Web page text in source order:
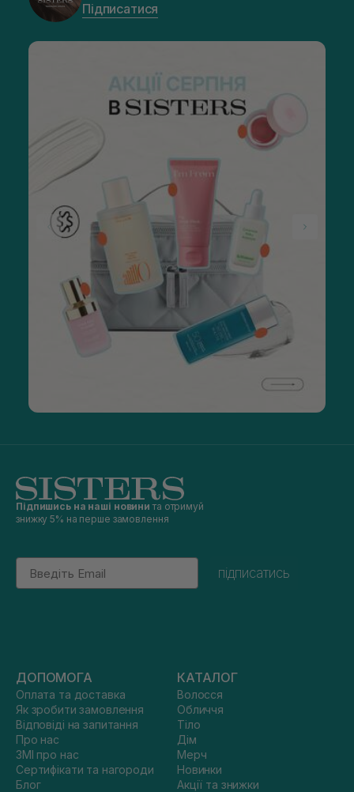
Підписатися
Підпишись на наші новини та отримуй
знижку 5% на перше замовлення
Email
підписатись
ДОПОМОГА
Оплата та доставка
Як зробити замовлення
Відповіді на запитання
Про нас
ЗМІ про нас
Сертифікати та нагороди
Блог
КАТАЛОГ
Волосся
Обличчя
Тіло
Дім
Мерч
Новинки
Акції та знижки